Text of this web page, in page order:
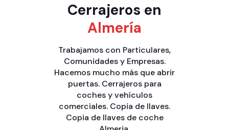
Cerrajeros en
Almería
Trabajamos con Particulares,
Comunidadesy Empresas.
Hacemos mucho más que abrir
puertas. Cerrajeros para
coches y vehículos
comerciales. Copia de llaves.
Copia de llaves de coche